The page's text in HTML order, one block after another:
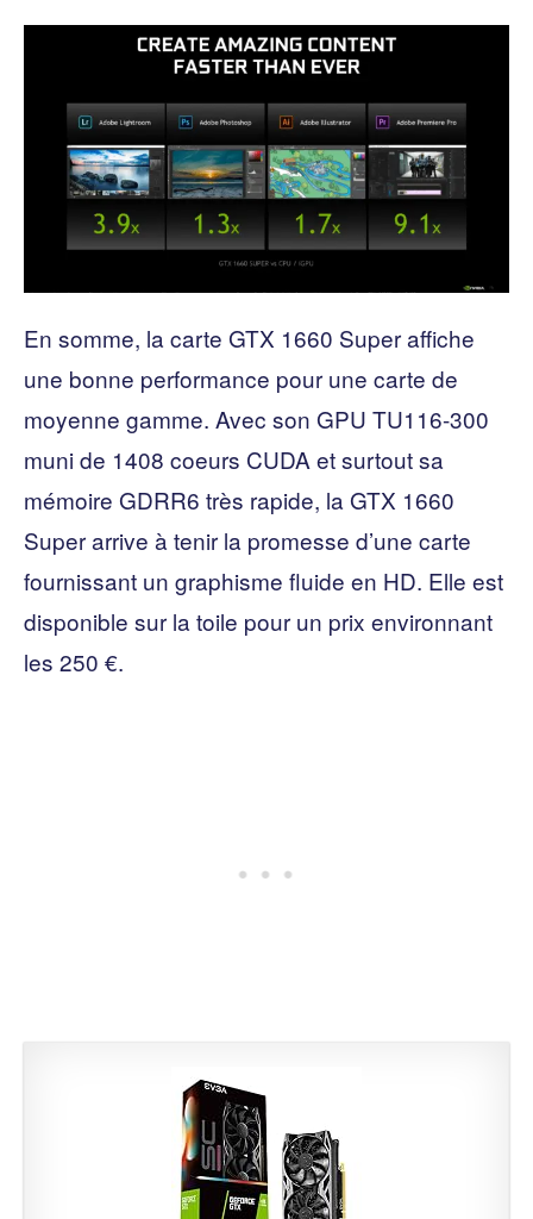
En somme, la carte GTX 1660 Super affiche
une bonne performance pour une carte de
moyenne gamme. Avec son GPU TU116-300
muni de 1408 coeurs CUDA et surtout sa
mémoire GDRR6 très rapide, la GTX 1660
Super arrive à tenir la promesse d’une carte
fournissant un graphisme fluide en HD. Elle est
disponible sur la toile pour un prix environnant
les 250 €.